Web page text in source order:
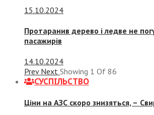
15.10.2024
Протаранив дерево і ледве не
пасажирів
14.10.2024
Prev Next Showing 1 Of 86
СУСПIЛЬСТВО
Ціни на АЗС скоро знизяться, –